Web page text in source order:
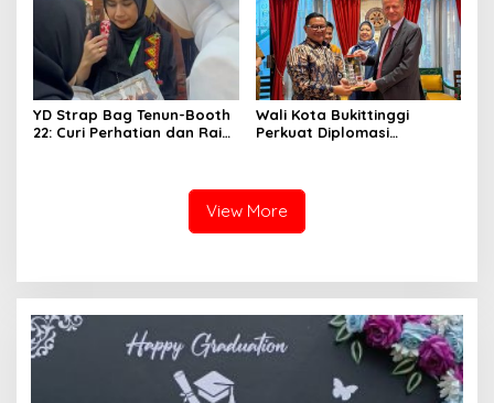
YD Strap Bag Tenun-Booth
22: Curi Perhatian dan Raih
dengan Citra Nan Anggun
Wali Kota Bukittinggi
Perkuat Diplomasi
Sukseskan 100 Tahun Jam
Gadang
View More